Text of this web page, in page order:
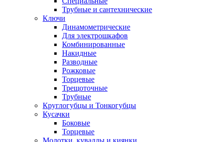
Трубные и сантехнические
Ключи
Динамометрические
Для электрошкафов
Комбинированные
Накидные
Разводные
Рожковые
Торцевые
Трещоточные
Трубные
Круглогубцы и Тонкогубцы
Кусачки
Боковые
Торцевые
Молотки, кувалды и киянки